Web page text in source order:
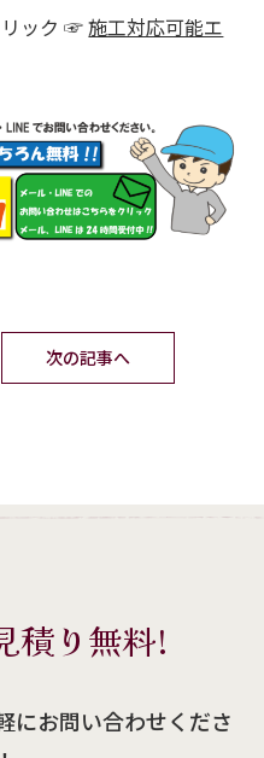
リック ☞施工対応可能エ
次の記事へ
積り無料!
にお問い合わせくださ